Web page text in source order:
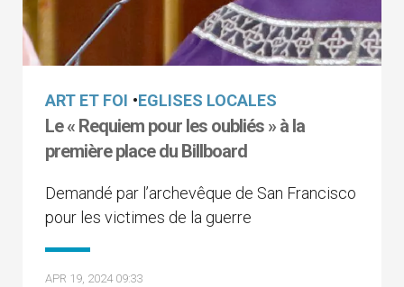
ART ET FOI •EGLISES LOCALES
Le « Requiem pour les oubliés » à la
première place du Billboard
Demandé par l’archevêque de San Francisco
pour les victimes de la guerre
APR 19, 2024 09:33